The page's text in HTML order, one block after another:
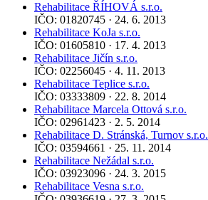
Rehabilitace ŘÍHOVÁ s.r.o.
IČO: 01820745 · 24. 6. 2013
Rehabilitace KoJa s.r.o.
IČO: 01605810 · 17. 4. 2013
Rehabilitace Jičín s.r.o.
IČO: 02256045 · 4. 11. 2013
Rehabilitace Teplice s.r.o.
IČO: 03333809 · 22. 8. 2014
Rehabilitace Marcela Ottová s.r.o.
IČO: 02961423 · 2. 5. 2014
Rehabilitace D. Stránská, Turnov s.r.o.
IČO: 03594661 · 25. 11. 2014
Rehabilitace Nežádal s.r.o.
IČO: 03923096 · 24. 3. 2015
Rehabilitace Vesna s.r.o.